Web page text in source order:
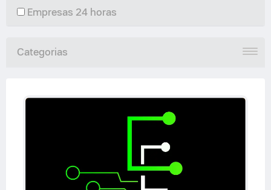
Empresas 24 horas
Categorias